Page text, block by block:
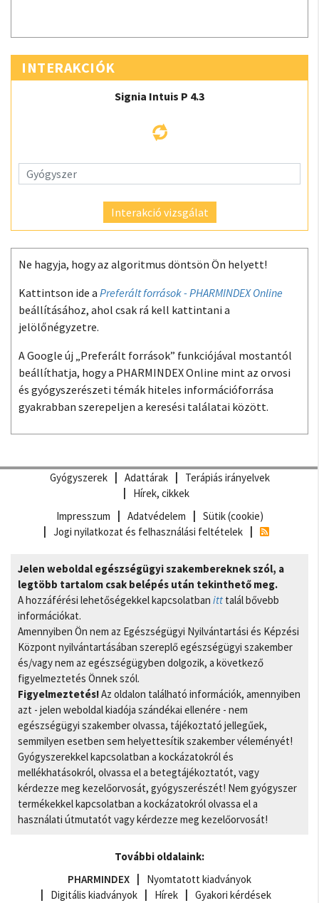
INTERAKCIÓK
Signia Intuis P 4.3
Interakció vizsgálat
Ne hagyja, hogy az algoritmus döntsön Ön helyett!
Kattintson ide a Preferált források - PHARMINDEX Online
beállításához, ahol csak rá kell kattintani a
jelölőnégyzetre.
A Google új „Preferált források” funkciójával mostantól
beállíthatja, hogy a PHARMINDEX Online mint az orvosi
és gyógyszerészeti témák hiteles információforrása
gyakrabban szerepeljen a keresési találatai között.
Gyógyszerek Adattárak
Terápiás irányelvek
Hírek, cikkek
Impresszum
Adatvédelem
Sütik (cookie)
Jogi nyilatkozat és felhasználási feltételek
Jelen weboldal egészségügyi szakembereknek szól, a
legtöbb tartalom csak belépés után tekinthető meg.
A hozzáférési lehetőségekkel kapcsolatban itt talál bővebb
információkat.
Amennyiben Ön nem az Egészségügyi Nyilvántartási és Képzési
Központ nyilvántartásában szereplő egészségügyi szakember
és/vagy nem az egészségügyben dolgozik, a következő
figyelmeztetés Önnek szól.
Figyelmeztetés!Az oldalon található információk, amennyiben
azt - jelen weboldal kiadója szándékai ellenére - nem
egészségügyi szakember olvassa, tájékoztató jellegűek,
semmilyen esetben sem helyettesítik szakember véleményét!
Gyógyszerekkel kapcsolatban a kockázatokról és
mellékhatásokról, olvassa el a betegtájékoztatót, vagy
kérdezze meg kezelőorvosát, gyógyszerészét! Nem gyógyszer
termékekkel kapcsolatban a kockázatokról olvassa el a
használati útmutatót vagy kérdezze meg kezelőorvosát!
További oldalaink:
PHARMINDEX
Nyomtatott kiadványok
Digitális kiadványok
Hírek Gyakori kérdések